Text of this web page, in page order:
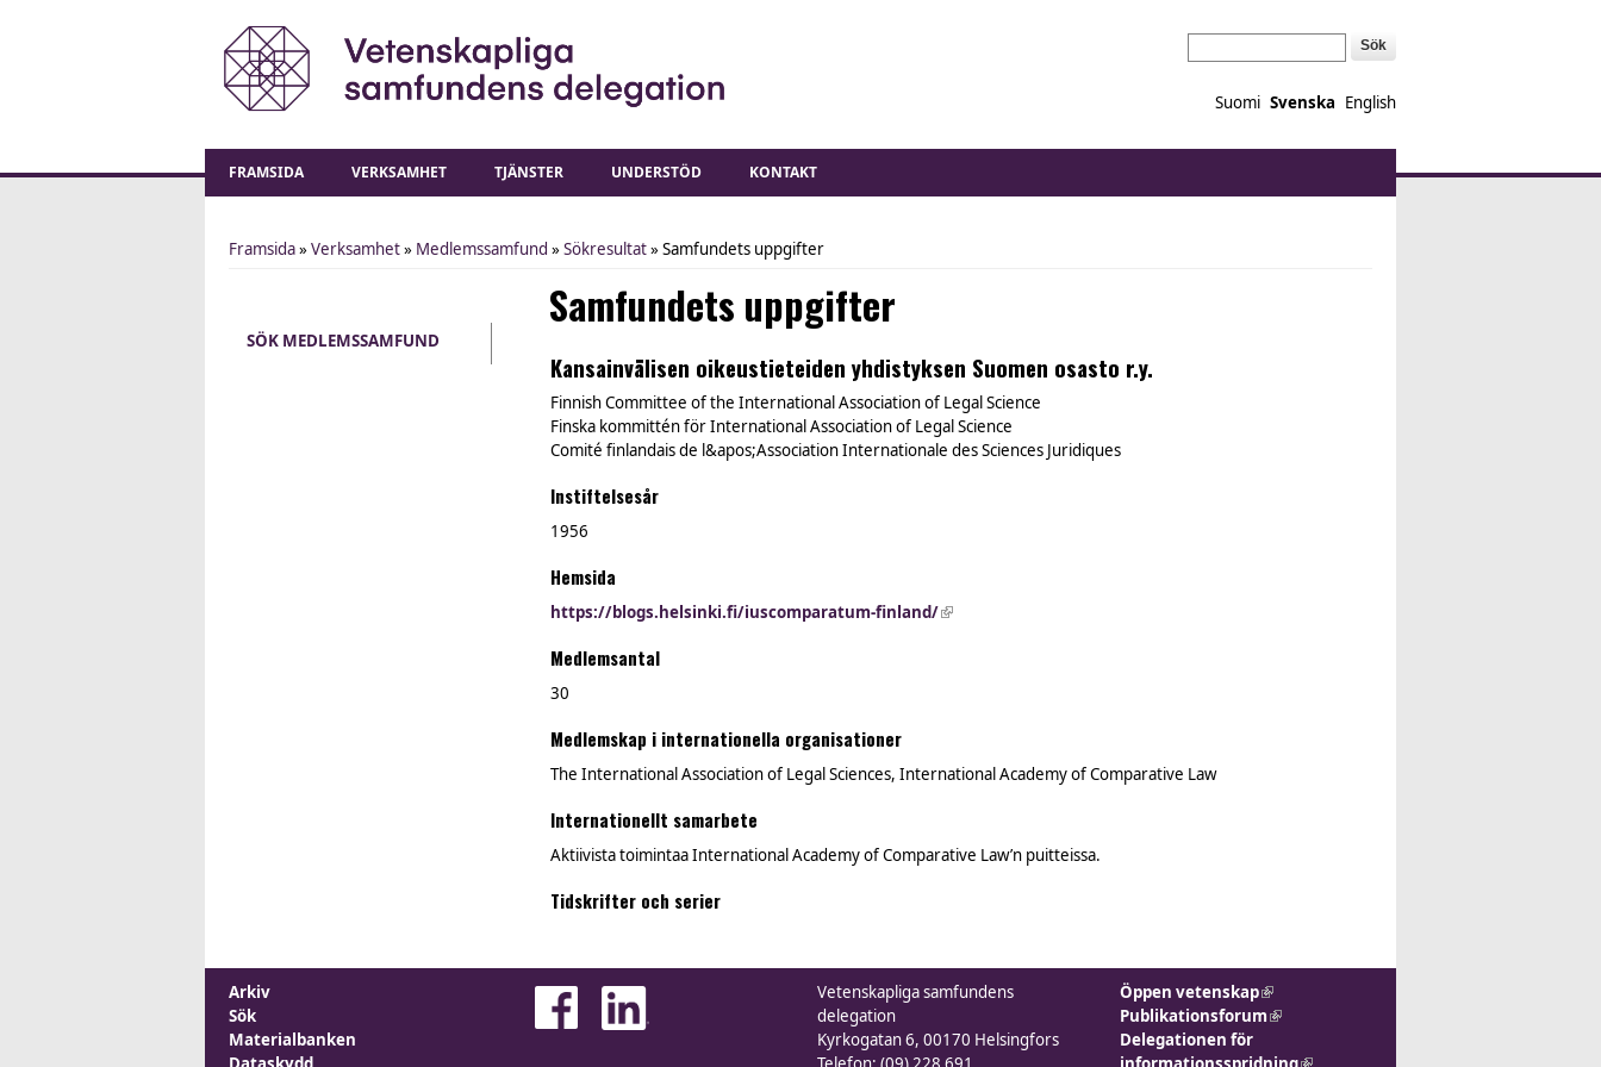
Suomi Svenska English
FRAMSIDA VERKSAMHET TJÄNSTER UNDERSTÖD KONTAKT
Framsida»Verksamhet» Medlemssamfund »Sökresultat» Samfundets uppgifter
SÖK MEDLEMSSAMFUND
Samfundets uppgifter
Kansainvälisen oikeustieteiden yhdistyksen Suomen osasto r.y.
Finnish Committee of the International Association of Legal Science
Finska kommittén för International Association of Legal Science
Comité finlandais de l&apos;Association Internationale des Sciences Juridiques
Instiftelsesår
1956
Hemsida
https://blogs.helsinki.fi/iuscomparatum-finland/(link is external)
Medlemsantal
30
Medlemskap i internationella organisationer
The International Association of Legal Sciences, International Academy of Comparative Law
Internationellt samarbete
Aktiivista toimintaa International Academy of Comparative Law’n puitteissa.
Tidskrifter och serier
Arkiv
Sök
Materialbanken
Vetenskapliga samfundens
delegation
Kyrkogatan 6, 00170 Helsingfors
Öppen vetenskap(link is external)
Publikationsforum(link is
Delegationen för